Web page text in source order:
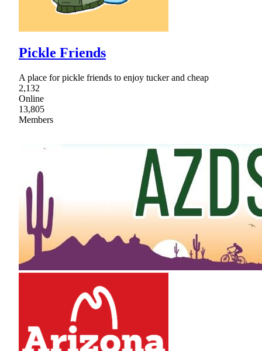
Pickle Friends
A place for pickle friends to enjoy tucker and cheap
2,132
Online
13,805
Members